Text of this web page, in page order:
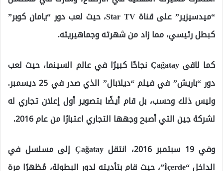
“ميدسيزير” على قناة Star TV، حيث لعب دور “يامان كوبر”
كبطل رئيسي، مما زاد من شهرته وجماهيريته.
كما لاقى Çağatay نجاحًا كبيرًا في عالم السينما، حيث لعب
دور “باريش” في فيلم “ديلابال” الذي صدر في 25 ديسمبر.
وليس ذلك وحسب، بل قام أيضًا بتصوير أول إعلان تجاري له
لشركة جين التي أصبح وجهها التجاري اعتبارًا من عام 2016.
وفي 19 سبتمبر 2016، انتقل Çağatay إلى مسلسل في
الداخل “İçerde”، حيث قام بتأديته لدور البطولة، مُظهرًا مرة